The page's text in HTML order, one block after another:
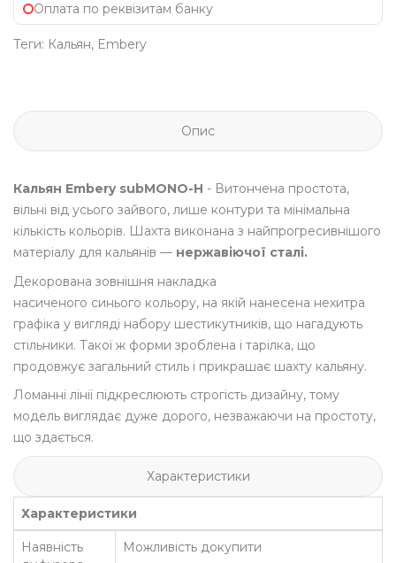
Оплата по реквізитам банку
Теги: Кальян, Embery
Опис
Кальян Embery subMONO-H - Витончена простота,
вільні від усього зайвого, лише контури та мінімальна
кількість кольорів. Шахта виконана з найпрогресивнішого
матеріалу для кальянів — нержавіючої сталі.
Декорована зовнішня накладка
насиченого синього кольору, на якій нанесена нехитра
графіка у вигляді набору шестикутників, що нагадують
стільники. Такої ж форми зроблена і тарілка, що
продовжує загальний стиль і прикрашає шахту кальяну.
Ломанні лінії підкреслюють строгість дизайну, тому
модель виглядає дуже дорого, незважаючи на простоту,
що здається.
Характеристики
Характеристики
Наявність
Можливість докупити